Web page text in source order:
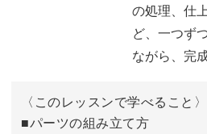
ブロックやすりの作り方
ブロックやすりの使い方
おわりに
の処理、仕
ど、一つず
ながら、完
〈このレッスンで学べること〉
■パーツの組み立て方